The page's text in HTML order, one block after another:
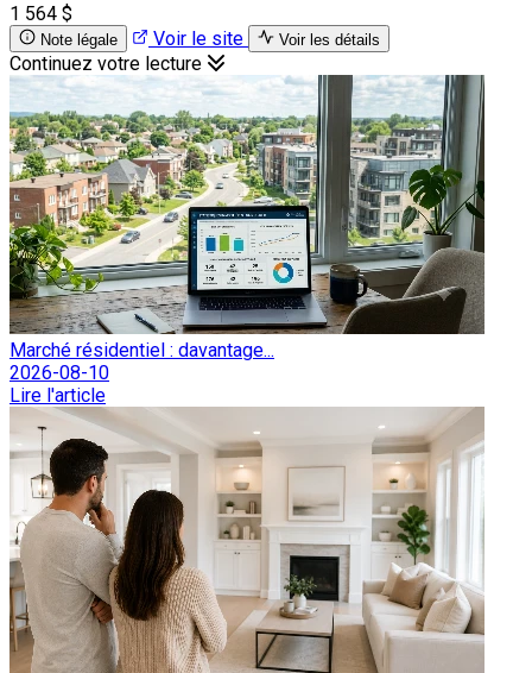
1 564 $
Note légale Voir le site Voir les détails
Continuez votre lecture
Marché résidentiel : davantage...
2026-08-10
Lire l'article